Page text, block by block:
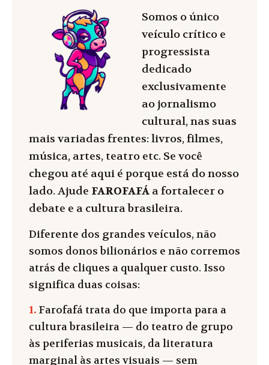
Somos o único
veículo crítico e
progressista
dedicado
exclusivamente
ao jornalismo
cultural, nas suas
mais variadas frentes: livros, filmes,
música, artes, teatro etc. Se você
chegou até aqui é porque está do nosso
lado. Ajude FAROFAFÁ a fortalecer o
debate e a cultura brasileira.
Diferente dos grandes veículos, não
somos donos bilionários e não corremos
atrás de cliques a qualquer custo. Isso
significa duas coisas:
1. Farofafá trata do que importa para a
cultura brasileira — do teatro de grupo
às periferias musicais, da literatura
marginal às artes visuais — sem